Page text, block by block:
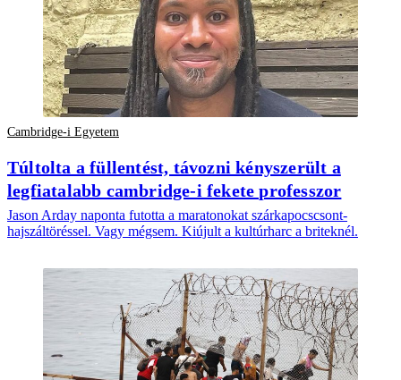
Cambridge-i Egyetem
Túltolta a füllentést, távozni kényszerült a
legfiatalabb cambridge-i fekete professzor
Jason Arday naponta futotta a maratonokat szárkapocscsont-
hajszáltöréssel. Vagy mégsem. Kiújult a kultúrharc a briteknél.